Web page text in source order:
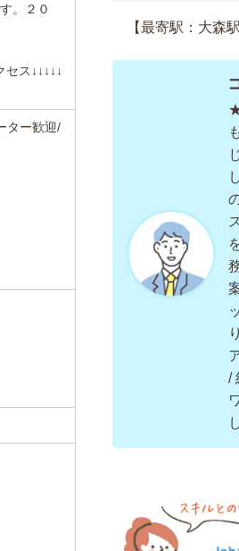
。２０
ス↓↓↓↓↓
ター歓迎/
【最寄駅：大森
/